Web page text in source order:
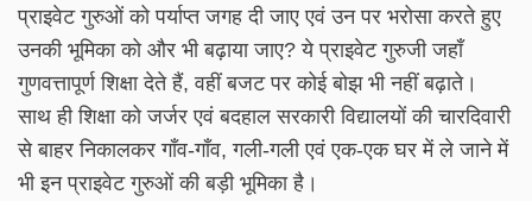
प्राइवेट गुरुओं को पर्याप्त जगह दी जाए एवं उन पर भरोसा करते हुए
उनकी भूमिका को और भी बढ़ाया जाए? ये प्राइवेट गुरुजी जहाँ
गुणवत्तापूर्ण शिक्षा देते हैं, वहीं बजट पर कोई बोझ भी नहीं बढ़ाते।
साथ ही शिक्षा को जर्जर एवं बदहाल सरकारी विद्यालयों की चारदिवारी
से बाहर निकालकर गाँव-गाँव, गली-गली एवं एक-एक घर में ले जाने में
भी इन प्राइवेट गुरुओं की बड़ी भूमिका है।